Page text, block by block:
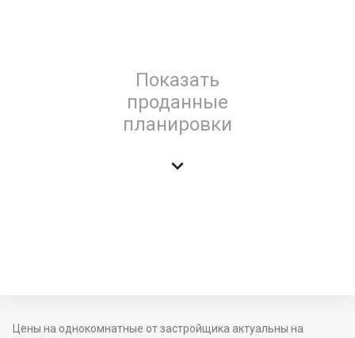
Показать
проданные
планировки

Цены на однокомнатные от застройщика актуальны на